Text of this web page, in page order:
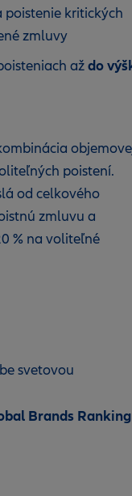
poistenie kritických
zmluvy
aždo
poistení.
od celkového
zmluvu a
% na voliteľné
svetovou
Brands Ranking